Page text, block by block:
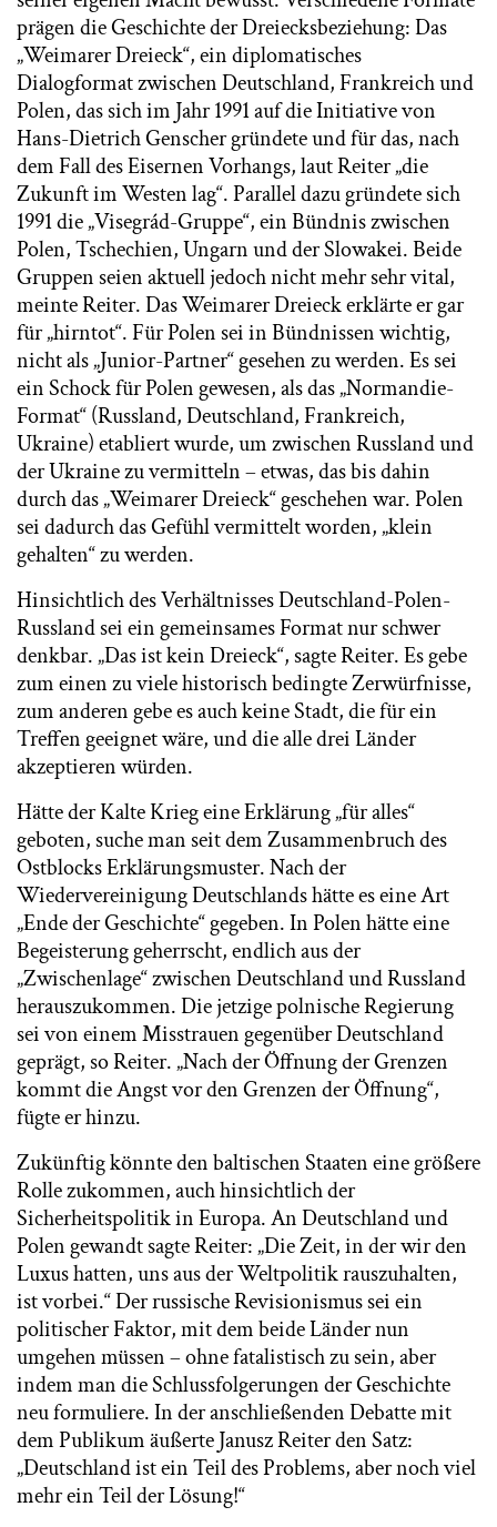
prägen die Geschichte der Dreiecksbeziehung: Das
„Weimarer Dreieck“, ein diplomatisches
Dialogformat zwischen Deutschland, Frankreich und
Polen, das sich im Jahr 1991 auf die Initiative von
Hans-Dietrich Genscher gründete und für das, nach
dem Fall des Eisernen Vorhangs, laut Reiter „die
Zukunft im Westen lag“. Parallel dazu gründete sich
1991 die „Visegrád-Gruppe“, ein Bündnis zwischen
Polen, Tschechien, Ungarn und der Slowakei. Beide
Gruppen seien aktuell jedoch nicht mehr sehr vital,
meinte Reiter. Das Weimarer Dreieck erklärte er gar
für „hirntot“. Für Polen sei in Bündnissen wichtig,
nicht als „Junior-Partner“ gesehen zu werden. Es sei
ein Schock für Polen gewesen, als das „Normandie-
Format“ (Russland, Deutschland, Frankreich,
Ukraine) etabliert wurde, um zwischen Russland und
der Ukraine zu vermitteln – etwas, das bis dahin
durch das „Weimarer Dreieck“ geschehen war. Polen
sei dadurch das Gefühl vermittelt worden, „klein
gehalten“ zu werden.
Hinsichtlich des Verhältnisses Deutschland-Polen-
Russland sei ein gemeinsames Format nur schwer
denkbar. „Das ist kein Dreieck“, sagte Reiter. Es gebe
zum einen zu viele historisch bedingte Zerwürfnisse,
zum anderen gebe es auch keine Stadt, die für ein
Treffen geeignet wäre, und die alle drei Länder
akzeptieren würden.
Hätte der Kalte Krieg eine Erklärung „für alles“
geboten, suche man seit dem Zusammenbruch des
Ostblocks Erklärungsmuster. Nach der
Wiedervereinigung Deutschlands hätte es eine Art
„Ende der Geschichte“ gegeben. In Polen hätte eine
Begeisterung geherrscht, endlich aus der
„Zwischenlage“ zwischen Deutschland und Russland
herauszukommen. Die jetzige polnische Regierung
sei von einem Misstrauen gegenüber Deutschland
geprägt, so Reiter. „Nach der Öffnung der Grenzen
kommt die Angst vor den Grenzen der Öffnung“,
fügte er hinzu.
Zukünftig könnte den baltischen Staaten eine größere
Rolle zukommen, auch hinsichtlich der
Sicherheitspolitik in Europa. An Deutschland und
Polen gewandt sagte Reiter: „Die Zeit, in der wir den
Luxus hatten, uns aus der Weltpolitik rauszuhalten,
ist vorbei.“ Der russische Revisionismus sei ein
politischer Faktor, mit dem beide Länder nun
umgehen müssen – ohne fatalistisch zu sein, aber
indem man die Schlussfolgerungen der Geschichte
neu formuliere. In der anschließenden Debatte mit
dem Publikum äußerte Janusz Reiter den Satz:
„Deutschland ist ein Teil des Problems, aber noch viel
mehr ein Teil der Lösung!“